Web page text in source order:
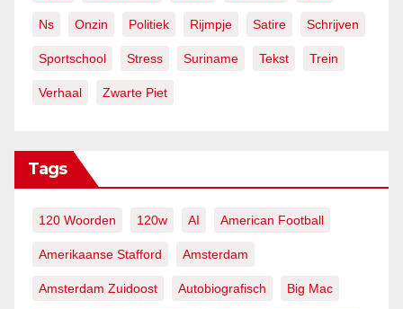
Ns Onzin Politiek Rijmpje Satire Schrijven
Sportschool Stress Suriname Tekst Trein
Verhaal Zwarte Piet
Tags
120 Woorden 120w AI American Football
Amerikaanse Stafford Amsterdam
Amsterdam Zuidoost Autobiografisch Big Mac